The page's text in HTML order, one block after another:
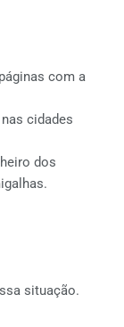
com a
cidades
dos
situação.